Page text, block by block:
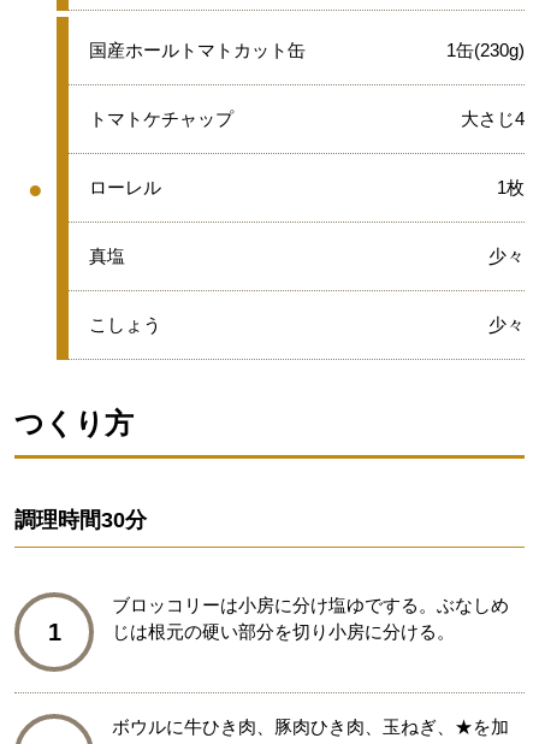
●
●
国産ホールトマトカット缶 1缶(230g)
●トマトケチャップ 大さじ4
●
ローレル 1枚
●
真塩 少々
●
こしょう 少々
つくり方
調理時間30分
1
ブロッコリーは小房に分け塩ゆでする。ぶなしめ
じは根元の硬い部分を切り小房に分ける。
ボウルに牛ひき肉、豚肉ひき肉、玉ねぎ、★を加